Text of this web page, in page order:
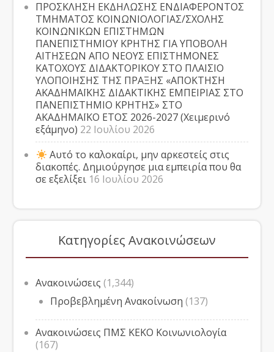
ΠΡΟΣΚΛΗΣΗ ΕΚΔΗΛΩΣΗΣ ΕΝΔΙΑΦΕΡΟΝΤΟΣ
ΤΜΗΜΑΤΟΣ ΚΟΙΝΩΝΙΟΛΟΓΙΑΣ/ΣΧΟΛΗΣ
ΚΟΙΝΩΝΙΚΩΝ ΕΠΙΣΤΗΜΩΝ
ΠΑΝΕΠΙΣΤΗΜΙΟΥ ΚΡΗΤΗΣ ΓΙΑ ΥΠΟΒΟΛΗ
ΑΙΤΗΣΕΩΝ ΑΠΟ ΝΕΟΥΣ ΕΠΙΣΤΗΜΟΝΕΣ
ΚΑΤΟΧΟΥΣ ΔΙΔΑΚΤΟΡΙΚΟΥ ΣΤΟ ΠΛΑΙΣΙΟ
ΥΛΟΠΟΙΗΣΗΣ ΤΗΣ ΠΡΑΞΗΣ «ΑΠΟΚΤΗΣΗ
ΑΚΑΔΗΜΑΪΚΗΣ ΔΙΔΑΚΤΙΚΗΣ ΕΜΠΕΙΡΙΑΣ ΣΤΟ
ΠΑΝΕΠΙΣΤΗΜΙΟ ΚΡΗΤΗΣ» ΣΤΟ
ΑΚΑΔΗΜΑΪΚΟ ΕΤΟΣ 2026-2027 (Χειμερινό
εξάμηνο) 22 Ιουλίου 2026
Αυτό το καλοκαίρι, μην αρκεστείς στις
διακοπές. Δημιούργησε μια εμπειρία που θα
σε εξελίξει 16 Ιουλίου 2026
Κατηγορίες Ανακοινώσεων
Ανακοινώσεις (1,344)
Προβεβλημένη Ανακοίνωση (137)
Ανακοινώσεις ΠΜΣ ΚΕΚΟ Κοινωνιολογία
(167)